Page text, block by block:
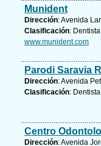
Munident
Dirección: Avenida
Clasificación:
www.munident.com
Parodi Saravia
Dirección: Avenida
Clasificación:
Centro
Dirección: Avenida